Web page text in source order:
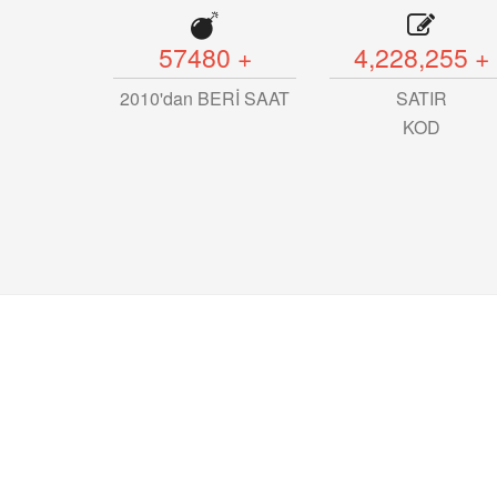
57480 +
2010'dan BERİ SAAT
4,228,255 +
SATIR
KOD